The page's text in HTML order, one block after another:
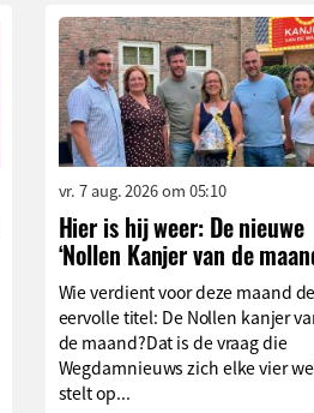
vr. 7 aug. 2026 om 05:10
Hier is hij weer: De nieuwe
‘Nollen Kanjer van de
Wie verdient voor deze maand de
eervolle titel: De Nollen kanjer
de maand?Dat is de vraag die
Wegdamnieuws zich elke vier
stelt op...